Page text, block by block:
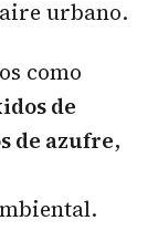
urbano.
como
de
de azufre,